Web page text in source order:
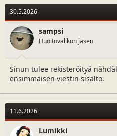
30.5.2026
sampsi
Huoltovalikon jäsen
Sinun tulee rekisteröityä
ensimmäisen viestin sisältö.
11.6.2026
Lumikki